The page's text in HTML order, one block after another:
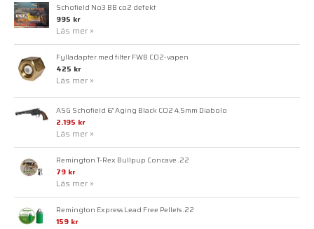
Schofield No3 BB co2 defekt
995 kr
Läs mer »
Fylladapter med filter FWB CO2-vapen
425 kr
Läs mer »
ASG Schofield 6" Aging Black CO2 4,5mm Diabolo
2.195 kr
Läs mer »
Remington T-Rex Bullpup Concave .22
79 kr
Läs mer »
Remington Express Lead Free Pellets .22
159 kr